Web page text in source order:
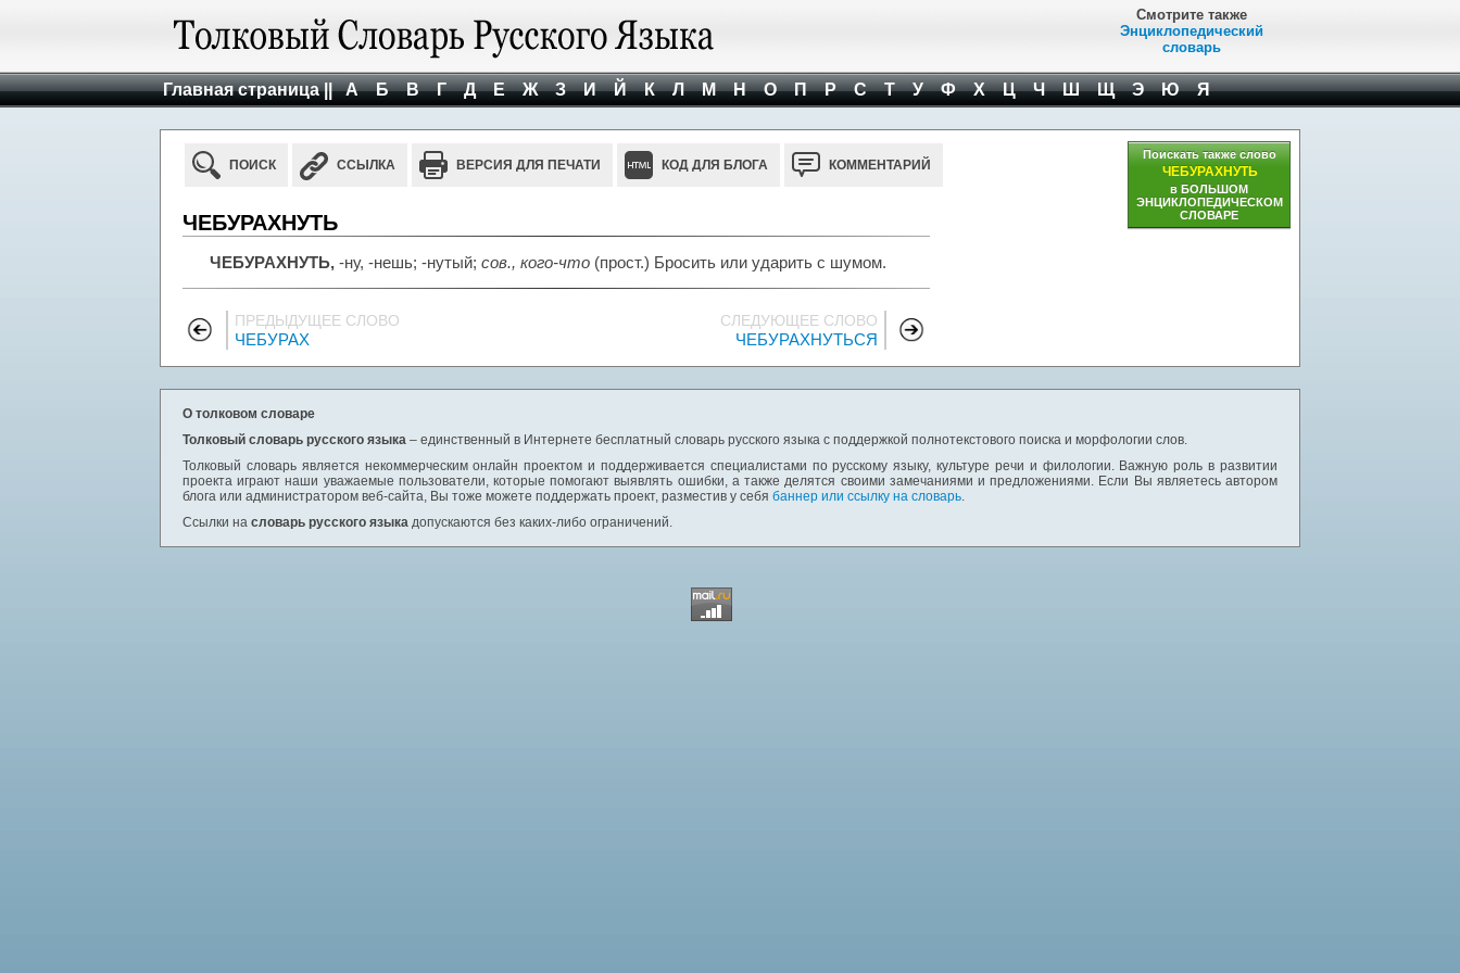
Смотрите также
Энциклопедический
словарь
Главная страница || А Б В Г Д Е Ж З И Й К Л М Н О П Р С Т У Ф Х Ц Ч Ш Щ Э Ю Я
ПОИСК ССЫЛКА ВЕРСИЯ ДЛЯ ПЕЧАТИ КОД ДЛЯ БЛОГА КОММЕНТАРИЙ
ЧЕБУРАХНУТЬ
ЧЕБУРАХНУТЬ, -ну, -нешь; -нутый; сов., кого-что (прост.) Бросить или ударить с шумом.
ПРЕДЫДУЩЕЕ СЛОВО
ЧЕБУРАХ
СЛЕДУЮЩЕЕ СЛОВО
ЧЕБУРАХНУТЬСЯ
Поискать также слово
ЧЕБУРАХНУТЬ
в БОЛЬШОМ
ЭНЦИКЛОПЕДИЧЕСКОМ
СЛОВАРЕ
О толковом словаре
Толковый словарь русского языка – единственный в Интернете бесплатный словарь русского языка с поддержкой полнотекстового поиска и морфологии слов.
Толковый словарь является некоммерческим онлайн проектом и поддерживается специалистами по русскому языку, культуре речи и филологии. Важную роль в развитии
проекта играют наши уважаемые пользователи, которые помогают выявлять ошибки, а также делятся своими замечаниями и предложениями. Если Вы являетесь автором
блога или администратором веб-сайта, Вы тоже можете поддержать проект, разместив у себя баннер или ссылку на словарь.
Ссылки на словарь русского языка допускаются без каких-либо ограничений.